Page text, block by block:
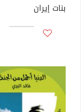
بنات إيران